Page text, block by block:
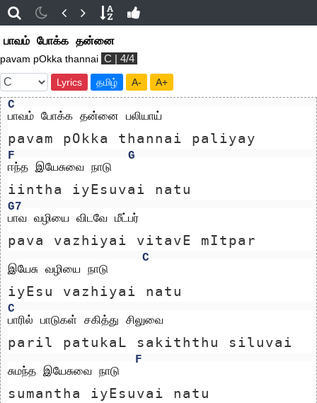
பாவம் போக்க தன்னை
pavam pOkka thannai C | 4/4
Lyrics தமிழ் A- A+
C
பாவம் போக்க தன்னை பலியாய்
pavam pOkka thannai paliyay
F
G
ஈந்த இயேசுவை நாடு
iintha iyEsuvai natu
G7
பாவ வழியை விடவே மீட்பர்
pava vazhiyai vitavE mItpar
C
இயேசு வழியை நாடு
iyEsu vazhiyai natu
C
பாரில் பாடுகள் சகித்து சிலுவை
paril patukaL sakiththu siluvai
F
சுமந்த இயேசுவை நாடு
sumantha iyEsuvai natu